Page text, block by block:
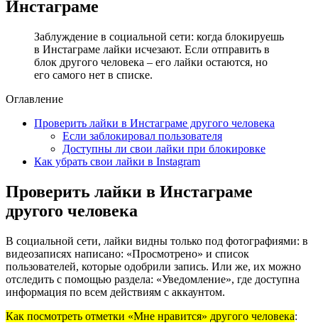
Инстаграме
Заблуждение в социальной сети: когда блокируешь
в Инстаграме лайки исчезают. Если отправить в
блок другого человека – его лайки остаются, но
его самого нет в списке.
Оглавление
Проверить лайки в Инстаграме другого человека
Если заблокировал пользователя
Доступны ли свои лайки при блокировке
Как убрать свои лайки в Instagram
Проверить лайки в Инстаграме
другого человека
В социальной сети, лайки видны только под фотографиями: в
видеозаписях написано: «Просмотрено» и список
пользователей, которые одобрили запись. Или же, их можно
отследить с помощью раздела: «Уведомление», где доступна
информация по всем действиям с аккаунтом.
Как посмотреть отметки «Мне нравится» другого человека: